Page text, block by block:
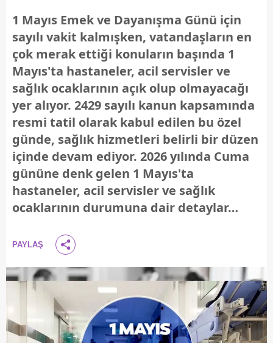
1 Mayıs Emek ve Dayanışma Günü için
sayılı vakit kalmışken, vatandaşların en
çok merak ettiği konuların başında 1
Mayıs'ta hastaneler, acil servisler ve
sağlık ocaklarının açık olup olmayacağı
yer alıyor. 2429 sayılı kanun kapsamında
resmi tatil olarak kabul edilen bu özel
günde, sağlık hizmetleri belirli bir düzen
içinde devam ediyor. 2026 yılında Cuma
gününe denk gelen 1 Mayıs'ta
hastaneler, acil servisler ve sağlık
ocaklarının durumuna dair detaylar…
PAYLAŞ